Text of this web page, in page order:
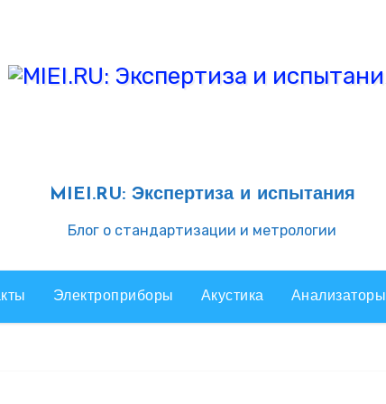
MIEI.RU: Экспертиза и испытания
Блог о стандартизации и метрологии
Электроприборы Акустика Анализаторы